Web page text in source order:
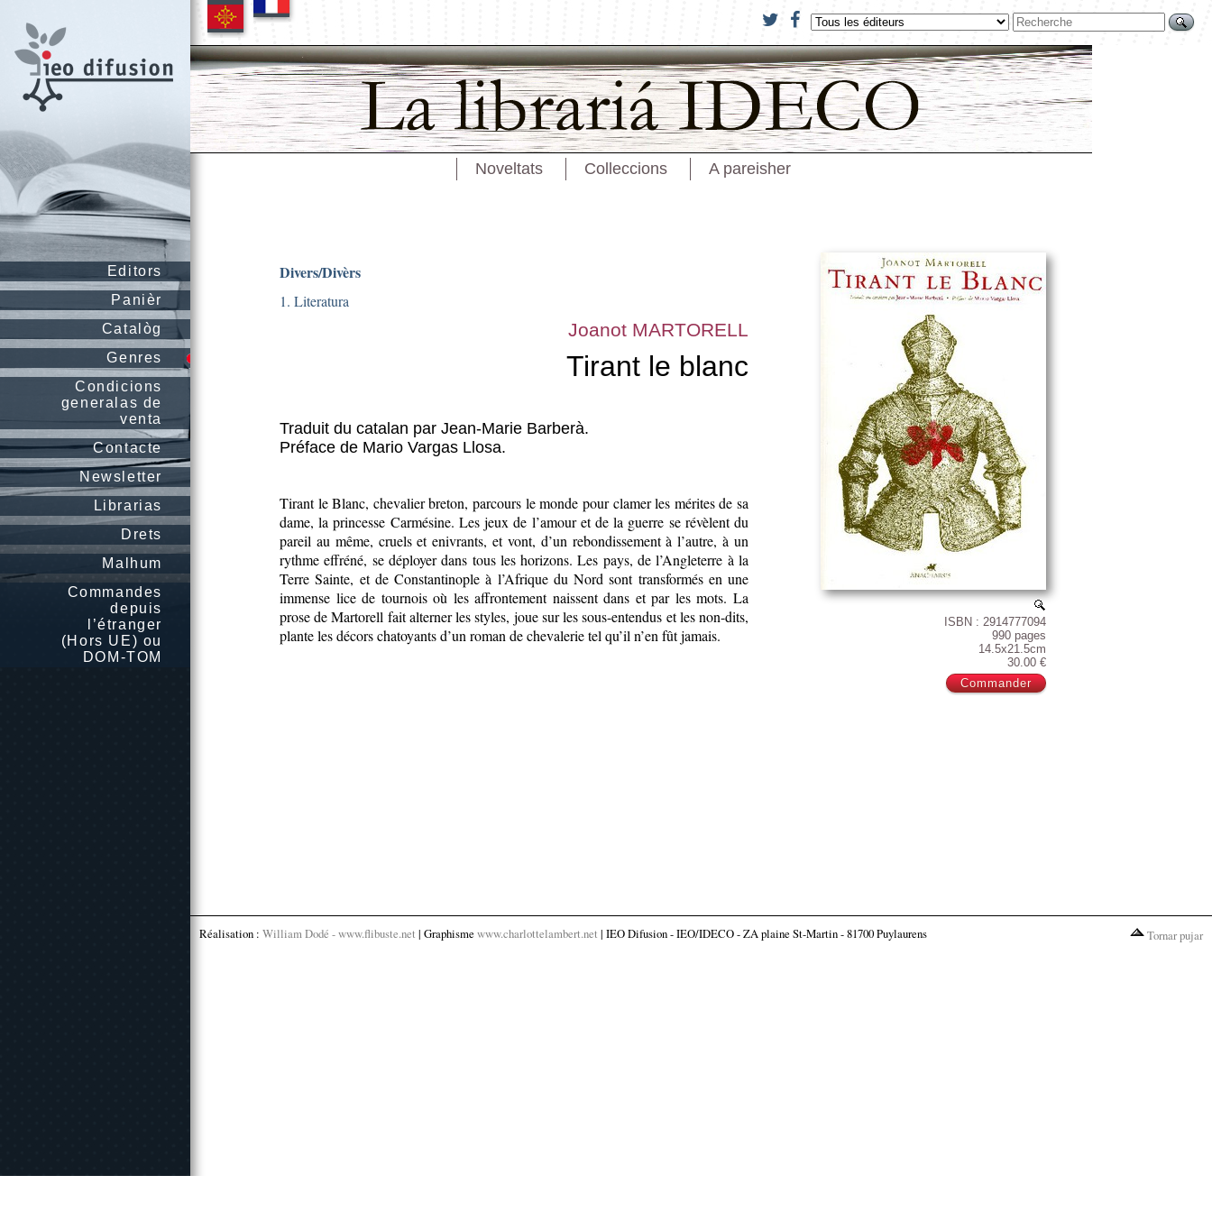
Editors
Panièr
Catalòg
Genres
Condicions
generalas de
venta
Contacte
Newsletter
Librarias
Drets
Malhum
Commandes
depuis
l’étranger
(Hors UE) ou
DOM-TOM
Noveltats Colleccions A pareisher
ISBN : 2914777094
990 pages
14.5x21.5cm
30.00 €
Divers/Divèrs
1. Literatura
Joanot MARTORELL
Tirant le blanc
Traduit du catalan par Jean-Marie Barberà.
Préface de Mario Vargas Llosa.
Tirant le Blanc, chevalier breton, parcours le monde pour clamer les mérites de sa
dame, la princesse Carmésine. Les jeux de l’amour et de la guerre se révèlent du
pareil au même, cruels et enivrants, et vont, d’un rebondissement à l’autre, à un
rythme effréné, se déployer dans tous les horizons. Les pays, de l’Angleterre à la
Terre Sainte, et de Constantinople à l’Afrique du Nord sont transformés en une
immense lice de tournois où les affrontement naissent dans et par les mots. La
prose de Martorell fait alterner les styles, joue sur les sous-entendus et les non-dits,
plante les décors chatoyants d’un roman de chevalerie tel qu’il n’en fût jamais.
Réalisation : William Dodé - www.flibuste.net | Graphisme www.charlottelambert.net | IEO Difusion - IEO/IDECO - ZA plaine St-Martin - 81700 Puylaurens Tornar pujar